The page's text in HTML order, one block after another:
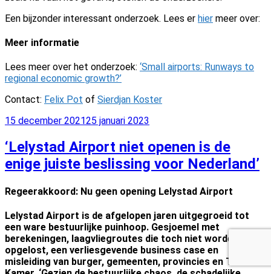
Een bijzonder interessant onderzoek. Lees er hier meer over:
Meer informatie
Lees meer over het onderzoek: ‘Small airports: Runways to
regional economic growth?’
Contact: Felix Pot of Sierdjan Koster
Geplaatst
15 december 202125 januari 2023
‘Lelystad Airport niet openen is de
enige juiste beslissing voor Nederland’
Regeerakkoord: Nu geen opening Lelystad Airport
Lelystad Airport is de afgelopen jaren uitgegroeid tot
een ware bestuurlijke puinhoop. Gesjoemel met
berekeningen, laagvliegroutes die toch niet worden
opgelost, een verliesgevende business case en
misleiding van burger, gemeenten, provincies en Tweede